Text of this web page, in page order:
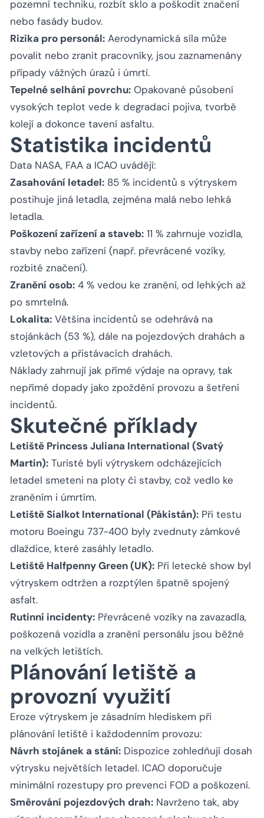
pozemní techniku, rozbít sklo a poškodit značení
nebo fasády budov.
Rizika pro personál: Aerodynamická síla může
povalit nebo zranit pracovníky, jsou zaznamenány
případy vážných úrazů i úmrtí.
Tepelné selhání povrchu: Opakované působení
vysokých teplot vede k degradaci pojiva, tvorbě
kolejí a dokonce tavení asfaltu.
Statistika incidentů
Data NASA, FAA a ICAO uvádějí:
Zasahování letadel: 85 % incidentů s výtryskem
postihuje jiná letadla, zejména malá nebo lehká
letadla.
Poškození zařízení a staveb: 11 % zahrnuje vozidla,
stavby nebo zařízení (např. převrácené vozíky,
rozbité značení).
Zranění osob: 4 % vedou ke zranění, od lehkých až
po smrtelná.
Lokalita: Většina incidentů se odehrává na
stojánkách (53 %), dále na pojezdových drahách a
vzletových a přistávacích drahách.
Náklady zahrnují jak přímé výdaje na opravy, tak
nepřímé dopady jako zpoždění provozu a šetření
incidentů.
Skutečné příklady
Letiště Princess Juliana International (Svatý
Martin): Turisté byli výtryskem odcházejících
letadel smeteni na ploty či stavby, což vedlo ke
zraněním i úmrtím.
Letiště Sialkot International (Pákistán): Při testu
motoru Boeingu 737-400 byly zvednuty zámkové
dlaždice, které zasáhly letadlo.
Letiště Halfpenny Green (UK): Při letecké show byl
výtryskem odtržen a rozptýlen špatně spojený
asfalt.
Rutinní incidenty: Převrácené vozíky na zavazadla,
poškozená vozidla a zranění personálu jsou běžné
na velkých letištích.
Plánování letiště a
provozní využití
Eroze výtryskem je zásadním hlediskem při
plánování letiště i každodenním provozu:
Návrh stojánek a stání: Dispozice zohledňují dosah
výtrysku největších letadel. ICAO doporučuje
minimální rozestupy pro prevenci FOD a poškození.
Směrování pojezdových drah: Navrženo tak, aby